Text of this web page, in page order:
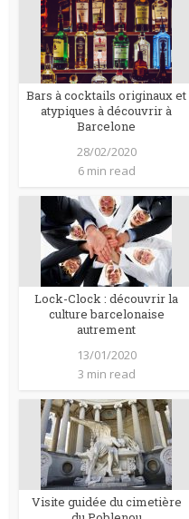
Bars à cocktails originaux et
atypiques à découvrir à
Barcelone
28/02/2020
6 min read
Lock-Clock : découvrir la
culture barcelonaise
autrement
13/01/2020
3 min read
Visite guidée du cimetière